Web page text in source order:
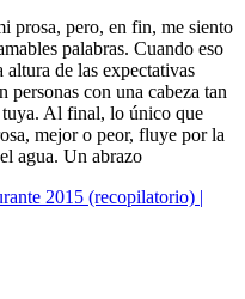
prosa, pero, en fin, me siento
palabras. Cuando eso
altura de las expectativas
personas con una cabeza tan
Al final, lo único que
mejor o peor, fluye por la
agua. Un abrazo
2015 (recopilatorio) |